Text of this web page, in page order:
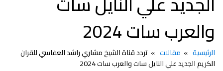
والعرب سات 2024
الرئيسية مقالات
تردد قناة الشيخ مشاري راشد العفاسي للقران
الكريم الجديد علي النايل سات والعرب سات 2024